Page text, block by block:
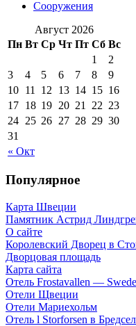
Сооружения
Август 2026
Пн Вт Ср Чт Пт Сб Вс
« Окт
1
2
3
4 5 6 7 8
9
10 11 12 13 14 15 16
17 18 19 20 21 22 23
24 25 26 27 28 29 30
31
Популярное
Карта Швеции
Памятник Астрид
О сайте
Королевский Дворец в
Дворцовая площадь
Карта сайта
Отель Frostavallen —
Отели Щвеции
Отели Мариехольм
Отель l Storforsen в